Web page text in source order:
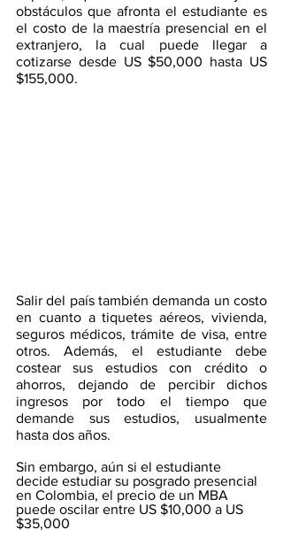
obstáculos que afronta el estudiante es
el costo de la maestría presencial en el
extranjero, la cual puede llegar a
cotizarse desde US $50,000 hasta US
$155,000.
Salir del país también demanda un costo
en cuanto a tiquetes aéreos, vivienda,
seguros médicos, trámite de visa, entre
otros. Además, el estudiante debe
costear sus estudios con crédito o
ahorros, dejando de percibir dichos
ingresos por todo el tiempo que
demande sus estudios, usualmente
hasta dos años.
Sin embargo, aún si el estudiante
decide estudiar su posgrado presencial
en Colombia, el precio de un MBA
puede oscilar entre US $10,000 a US
$35,000